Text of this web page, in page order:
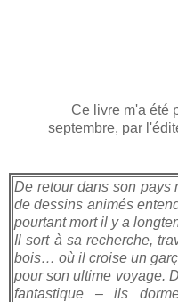
Ce livre m'a été
septembre, par
De retour dans son pays
de dessins animés
pourtant mort il y a
Il sort à sa recherche,
bois… où il croise un
pour son ultime voyage.
fantastique – ils